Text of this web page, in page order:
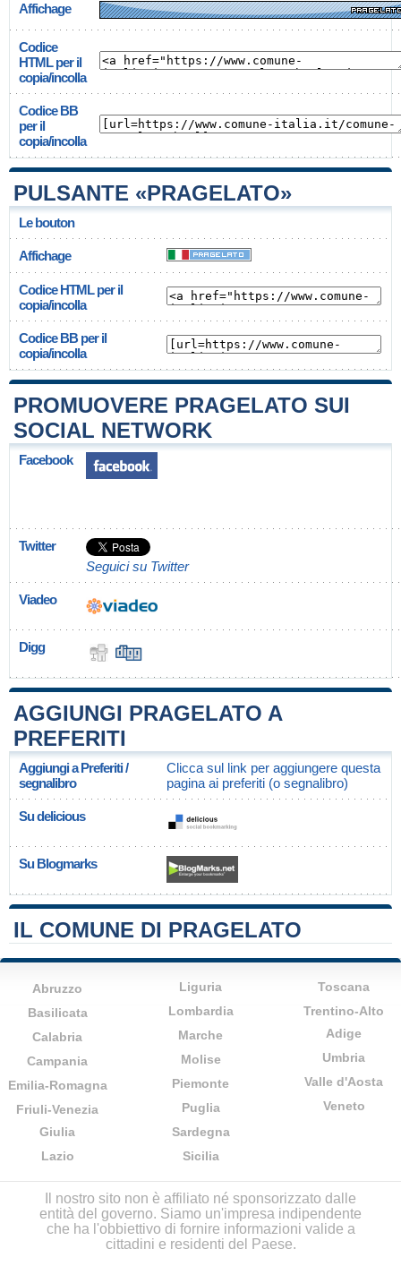
Affichage
Codice
HTML per il
copia/incolla
Codice BB
per il
copia/incolla
PULSANTE «PRAGELATO»
Le bouton
Affichage
Codice HTML per il
copia/incolla
Codice BB per il
copia/incolla
PROMUOVERE PRAGELATO SUI
SOCIAL NETWORK
Facebook
Twitter
Seguici su Twitter
Viadeo
Digg
AGGIUNGI PRAGELATO A
PREFERITI
Aggiungi a Preferiti /
segnalibro
Clicca sul link per aggiungere questa
pagina ai preferiti (o segnalibro)
Su delicious
Su Blogmarks
IL COMUNE DI PRAGELATO
Abruzzo
Basilicata
Calabria
Campania
Emilia-Romagna
Friuli-Venezia
Giulia
Lazio
Liguria
Lombardia
Marche
Molise
Piemonte
Puglia
Sardegna
Sicilia
Toscana
Trentino-Alto
Adige
Umbria
Valle d'Aosta
Veneto
Il nostro sito non è affiliato né sponsorizzato dalle
entità del governo. Siamo un'impresa indipendente
che ha l'obbiettivo di fornire informazioni valide a
cittadini e residenti del Paese.